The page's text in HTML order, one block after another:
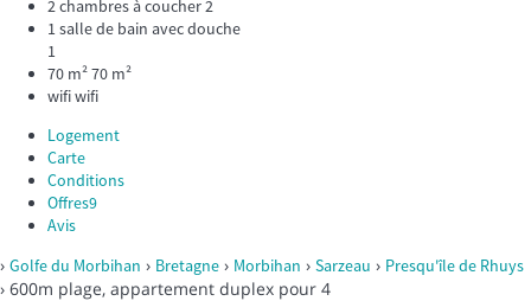
2 chambres à coucher2
1 salle de bain avec douche
1
70 m²70 m²
wifiwifi
Logement
Carte
Conditions
Offres9
Avis
› Golfe du Morbihan › Bretagne › Morbihan › Sarzeau › Presqu'île de Rhuys
› 600m plage, appartement duplex pour 4